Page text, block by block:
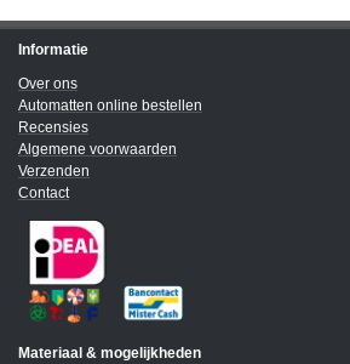
Informatie
Over ons
Automatten online bestellen
Recensies
Algemene voorwaarden
Verzenden
Contact
Materiaal & mogelijkheden